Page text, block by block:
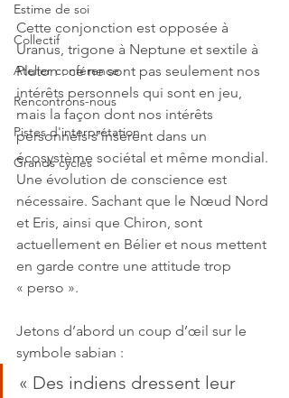
Estime de soi
Collectif
Atelier conférence
Rencontrons-nous
Pistes d'interprétation
Grands cycles
Cette conjonction est opposée à
Uranus, trigone à Neptune et sextile à
Pluton : ce ne sont pas seulement nos
intérêts personnels qui sont en jeu,
mais la façon dont nos intérêts
personnels s’insèrent dans un
écosystème sociétal et même mondial.
Une évolution de conscience est
nécessaire. Sachant que le Nœud Nord
et Eris, ainsi que Chiron, sont
actuellement en Bélier et nous mettent
en garde contre une attitude trop
« perso ».
Jetons d’abord un coup d’œil sur le
symbole sabian :
« Des indiens dressent leur